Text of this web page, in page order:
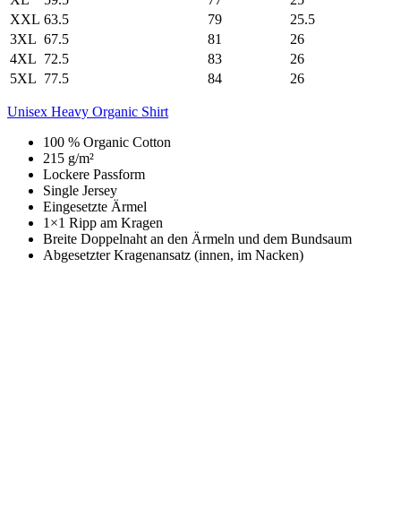
XXL 63.5 79
25.5
3XL 67.5 81
26
4XL 72.5 83
26
5XL 77.5 84 26
Unisex Heavy Organic Shirt
100 % Organic Cotton
215 g/m²
Lockere Passform
Single Jersey
Eingesetzte Ärmel
1×1 Ripp am Kragen
Breite Doppelnaht an den Ärmeln und dem Bundsaum
Abgesetzter Kragenansatz (innen, im Nacken)